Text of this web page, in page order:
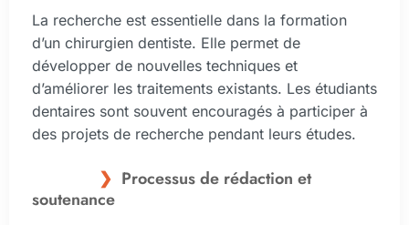
La recherche est essentielle dans la formation
d’un chirurgien dentiste. Elle permet de
développer de nouvelles techniques et
d’améliorer les traitements existants. Les étudiants
dentaires sont souvent encouragés à participer à
des projets de recherche pendant leurs études.
Processus de rédaction et
soutenance